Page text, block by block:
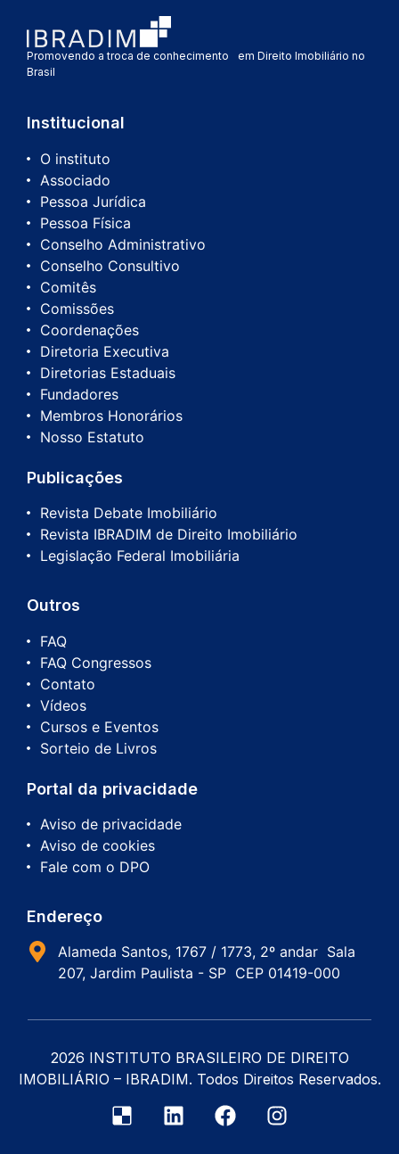
Promovendo a troca de conhecimento em Direito Imobiliário no
Brasil
Institucional
O instituto
Associado
Pessoa Jurídica
Pessoa Física
Conselho Administrativo
Conselho Consultivo
Comitês
Comissões
Coordenações
Diretoria Executiva
Diretorias Estaduais
Fundadores
Membros Honorários
Nosso Estatuto
Publicações
Revista Debate Imobiliário
Revista IBRADIM de Direito Imobiliário
Legislação Federal Imobiliária
Outros
FAQ
FAQ Congressos
Contato
Vídeos
Cursos e Eventos
Sorteio de Livros
Portal da privacidade
Aviso de privacidade
Aviso de cookies
Fale com o DPO
Endereço
Alameda Santos, 1767 / 1773, 2º andar Sala
207, Jardim Paulista - SP CEP 01419-000
2026 INSTITUTO BRASILEIRO DE DIREITO
IMOBILIÁRIO – IBRADIM. Todos Direitos Reservados.